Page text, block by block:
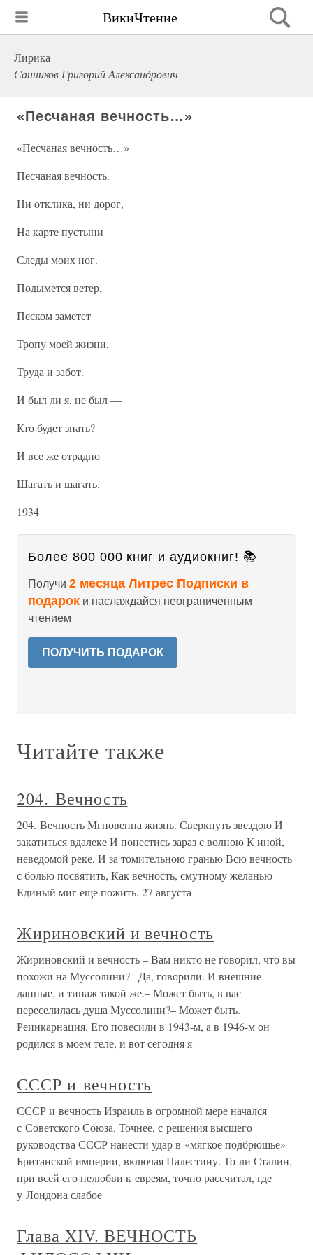
ВикиЧтение
Лирика
Санников Григорий Александрович
«Песчаная вечность…»
«Песчаная вечность…»
Песчаная вечность.
Ни отклика, ни дорог,
На карте пустыни
Следы моих ног.
Подымется ветер,
Песком заметет
Тропу моей жизни,
Труда и забот.
И был ли я, не был —
Кто будет знать?
И все же отрадно
Шагать и шагать.
1934
Более 800 000 книг и аудиокниг! 📚
Получи 2 месяца Литрес Подписки в
подарок и наслаждайся неограниченным
чтением
ПОЛУЧИТЬ ПОДАРОК
Читайте также
204. Вечность
204. Вечность Мгновенна жизнь. Сверкнуть звездою И
закатиться вдалеке И понестись зараз с волною К иной,
неведомой реке, И за томительною гранью Всю вечность
с болью посвятить, Как вечность, смутному желанью
Единый миг еще пожить. 27 августа
Жириновский и вечность
Жириновский и вечность – Вам никто не говорил, что вы
похожи на Муссолини?– Да, говорили. И внешние
данные, и типаж такой же.– Может быть, в вас
переселилась душа Муссолини?– Может быть.
Реинкарнация. Его повесили в 1943-м, а в 1946-м он
родился в моем теле, и вот сегодня я
СССР и вечность
СССР и вечность Израиль в огромной мере начался
с Советского Союза. Точнее, с решения высшего
руководства СССР нанести удар в «мягкое подбрюшье»
Британской империи, включая Палестину. То ли Сталин,
при всей его нелюбви к евреям, точно рассчитал, где
у Лондона слабое
Глава XIV. ВЕЧНОСТЬ